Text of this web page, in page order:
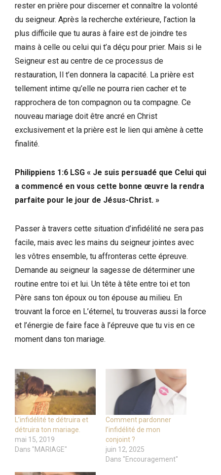
rester en prière pour discerner et connaître la volonté
du seigneur. Après la recherche extérieure, l’action la
plus difficile que tu auras à faire est de joindre tes
mains à celle ou celui qui t’a déçu pour prier. Mais si le
Seigneur est au centre de ce processus de
restauration, Il t’en donnera la capacité. La prière est
tellement intime qu’elle ne pourra rien cacher et te
rapprochera de ton compagnon ou ta compagne. Ce
nouveau mariage doit être ancré en Christ
exclusivement et la prière est le lien qui amène à cette
finalité.
Philippiens 1:6 LSG « Je suis persuadé que Celui qui
a commencé en vous cette bonne œuvre la rendra
parfaite pour le jour de Jésus-Christ. »
Passer à travers cette situation d’infidélité ne sera pas
facile, mais avec les mains du seigneur jointes avec
les vôtres ensemble, tu affronteras cette épreuve.
Demande au seigneur la sagesse de déterminer une
routine entre toi et lui. Un tête à tête entre toi et ton
Père sans ton époux ou ton épouse au milieu. En
trouvant la force en L’éternel, tu trouveras aussi la force
et l’énergie de faire face à l’épreuve que tu vis en ce
moment dans ton mariage.
L’infidélité te détruira et
détruira ton mariage.
mai 15, 2019
Dans "MARIAGE"
Comment pardonner
l’infidélité de mon
conjoint ?
juin 12, 2025
Dans "Encouragement"